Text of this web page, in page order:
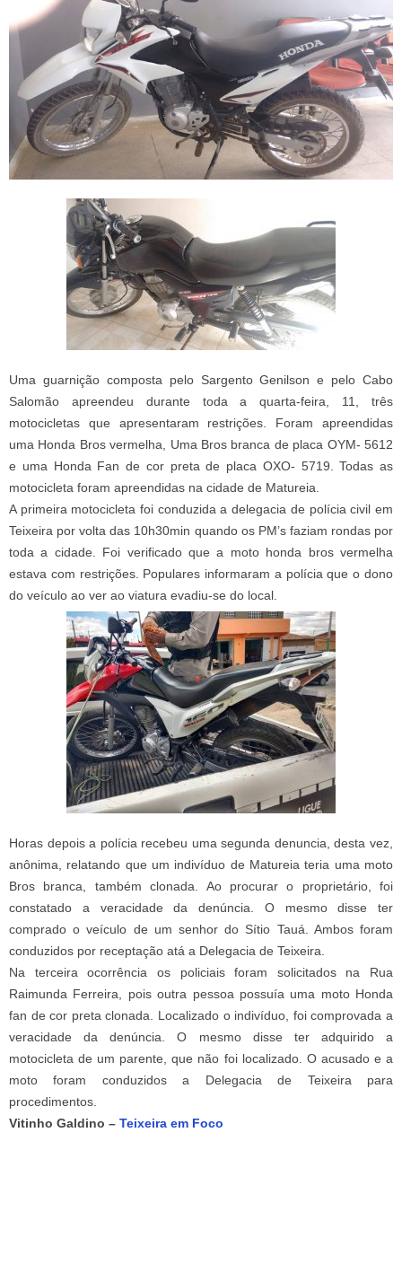
Uma guarnição composta pelo Sargento Genilson e pelo Cabo
Salomão apreendeu durante toda a quarta-feira, 11, três
motocicletas que apresentaram restrições. Foram apreendidas
uma Honda Bros vermelha, Uma Bros branca de placa OYM- 5612
e uma Honda Fan de cor preta de placa OXO- 5719. Todas as
motocicleta foram apreendidas na cidade de Matureia.
A primeira motocicleta foi conduzida a delegacia de polícia civil em
Teixeira por volta das 10h30min quando os PM’s faziam rondas por
toda a cidade. Foi verificado que a moto honda bros vermelha
estava com restrições. Populares informaram a polícia que o dono
do veículo ao ver ao viatura evadiu-se do local.
Horas depois a polícia recebeu uma segunda denuncia, desta vez,
anônima, relatando que um indivíduo de Matureia teria uma moto
Bros branca, também clonada. Ao procurar o proprietário, foi
constatado a veracidade da denúncia. O mesmo disse ter
comprado o veículo de um senhor do Sítio Tauá. Ambos foram
conduzidos por receptação atá a Delegacia de Teixeira.
Na terceira ocorrência os policiais foram solicitados na Rua
Raimunda Ferreira, pois outra pessoa possuía uma moto Honda
fan de cor preta clonada. Localizado o indivíduo, foi comprovada a
veracidade da denúncia. O mesmo disse ter adquirido a
motocicleta de um parente, que não foi localizado. O acusado e a
moto foram conduzidos a Delegacia de Teixeira para
procedimentos.
Vitinho Galdino – Teixeira em Foco